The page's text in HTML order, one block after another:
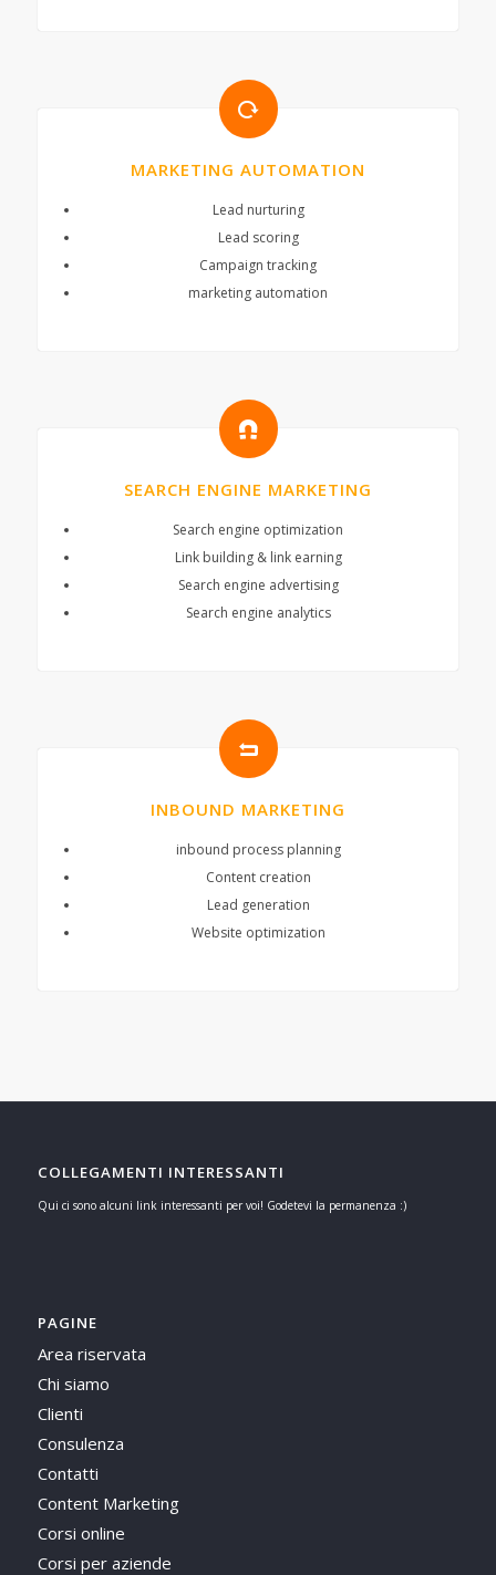
MARKETING AUTOMATION
Lead nurturing
Lead scoring
Campaign tracking
marketing automation
SEARCH ENGINE MARKETING
Search engine optimization
Link building & link earning
Search engine advertising
Search engine analytics
INBOUND MARKETING
inbound process planning
Content creation
Lead generation
Website optimization
COLLEGAMENTI INTERESSANTI
Qui ci sono alcuni link interessanti per voi! Godetevi la permanenza :)
PAGINE
Area riservata
Chi siamo
Clienti
Consulenza
Contatti
Content Marketing
Corsi online
Corsi per aziende